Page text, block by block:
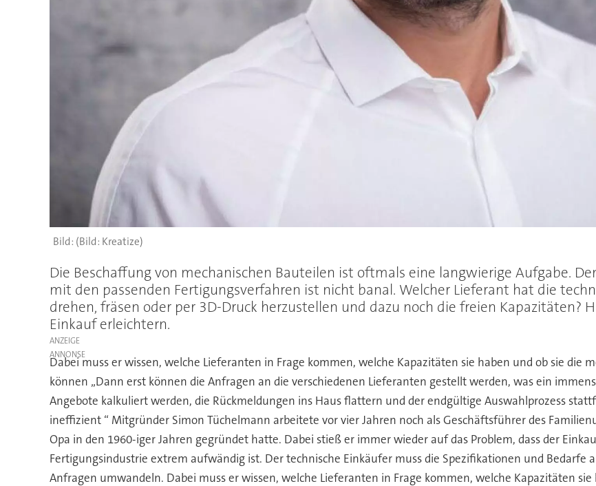
(Bild: Kreatize)
Die Beschaffung von mechanischen Bauteilen ist oftmals eine langwierige Aufgabe.
mit den passenden Fertigungsverfahren ist nicht banal. Welcher Lieferant hat die
drehen, fräsen oder per 3D-Druck herzustellen und dazu noch die freien Kapazitäten?
Einkauf erleichtern.
ANZEIGE
Dabei muss er wissen, welche Lieferanten in Frage kommen, welche Kapazitäten sie haben und ob sie die
können „Dann erst können die Anfragen an die verschiedenen Lieferanten gestellt werden, was ein
Angebote kalkuliert werden, die Rückmeldungen ins Haus flattern und der endgültige Auswahlprozess
ineffizient “ Mitgründer Simon Tüchelmann arbeitete vor vier Jahren noch als Geschäftsführer des
Opa in den 1960-iger Jahren gegründet hatte. Dabei stieß er immer wieder auf das Problem, dass der
Fertigungsindustrie extrem aufwändig ist. Der technische Einkäufer muss die Spezifikationen und Bedarfe
Anfragen umwandeln. Dabei muss er wissen, welche Lieferanten in Frage kommen, welche Kapazitäten